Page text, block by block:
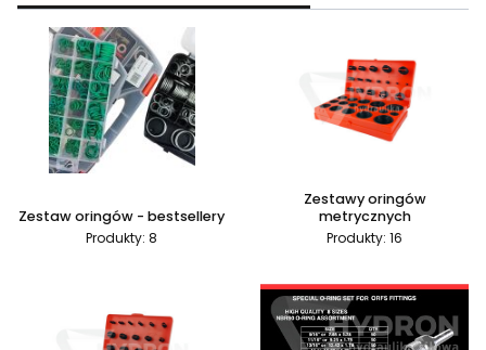
Zestaw oringów - bestsellery
Produkty: 8
Zestawy oringów
metrycznych
Produkty: 16